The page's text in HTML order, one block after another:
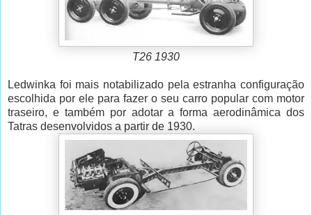
T26 1930
Ledwinka foi mais notabilizado pela estranha configuração
escolhida por ele para fazer o seu carro popular com motor
traseiro, e também por adotar a forma aerodinâmica dos
Tatras desenvolvidos a partir de 1930.